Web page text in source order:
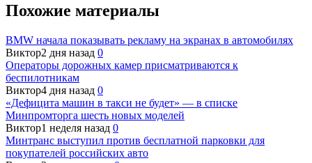
Похожие материалы
BMW начала показывать рекламу на экранах в автомобилях
Виктор2 дня назад 0
Операторы дорожных камер присматриваются к
беспилотникам
Виктор4 дня назад 0
«Дефицита машин в такси не будет» — в списке
Минпромторга шесть новых моделей
Виктор1 неделя назад 0
Минтранс выступил против бесплатной парковки для
покупателей российских авто